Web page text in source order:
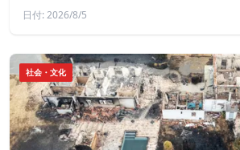
日付: 2026/8/5
社会・文化